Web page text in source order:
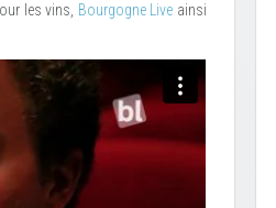
les vins, Bourgogne Live ainsi